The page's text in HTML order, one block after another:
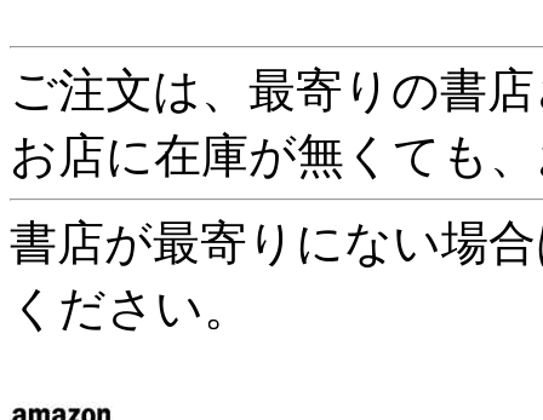
ご注文は、最寄りの書
お店に在庫が無くても
書店が最寄りにない場
ください。